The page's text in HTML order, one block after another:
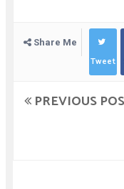
Share Me
Tweet
PREVIOUS